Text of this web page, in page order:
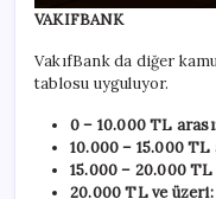
VAKIFBANK
VakıfBank da diğer
tablosu uyguluyor.
0 – 10.000 TL
10.000 – 15.000 TL
15.000 – 20.000 TL
20.000 TL ve üzeri: